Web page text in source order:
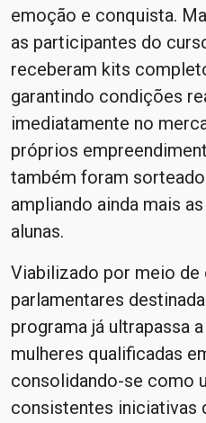
emoção e conquista.
as participantes do
receberam kits
garantindo condições
imediatamente no
próprios
também foram
ampliando ainda mais
alunas.
Viabilizado por meio de
parlamentares
programa já ultrapassa
mulheres qualificadas
consolidando-se como
consistentes iniciativas